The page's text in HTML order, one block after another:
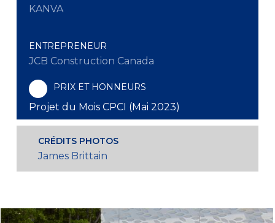
KANVA
ENTREPRENEUR
JCB Construction Canada
PRIX ET HONNEURS
Projet du Mois CPCI (Mai 2023)
CRÉDITS PHOTOS
James Brittain